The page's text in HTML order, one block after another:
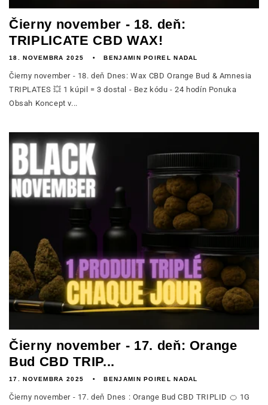
Čierny november - 18. deň:
TRIPLICATE CBD WAX!
18. NOVEMBRA 2025 BENJAMIN POIREL NADAL
Čierny november - 18. deň Dnes: Wax CBD Orange Bud & Amnesia
TRIPLATES 💥 1 kúpil = 3 dostal - Bez kódu - 24 hodín Ponuka
Obsah Koncept v...
Čierny november - 17. deň: Orange
Bud CBD TRIP...
17. NOVEMBRA 2025 BENJAMIN POIREL NADAL
Čierny november - 17. deň Dnes : Orange Bud CBD TRIPLID 🍊 1G